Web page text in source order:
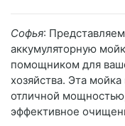
Софья:
аккумуляторную
помощником для
хозяйства. Эта
отличной
эффективное